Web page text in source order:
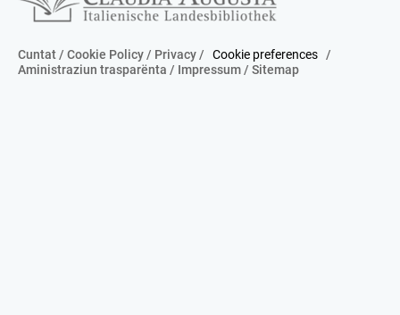
Cuntat/ Cookie Policy/ Privacy/ Cookie preferences /
Aministraziun trasparënta / Impressum/ Sitemap